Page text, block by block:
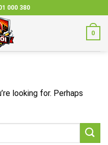
000 380
0
looking for. Perhaps